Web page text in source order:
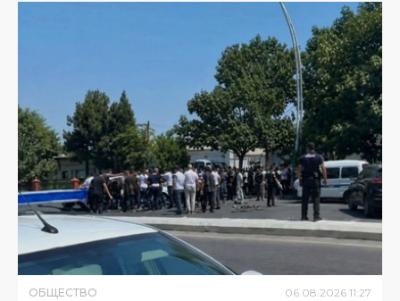
ОБЩЕСТВО 06 08 2026 11:27